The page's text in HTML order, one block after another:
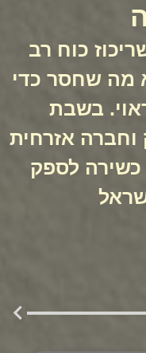
כוח רב
מה שחסר כדי
בשבת
אזרחית
לספק